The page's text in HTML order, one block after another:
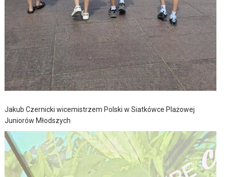
Jakub Czernicki wicemistrzem Polski w Siatkówce Plażowej
Juniorów Młodszych